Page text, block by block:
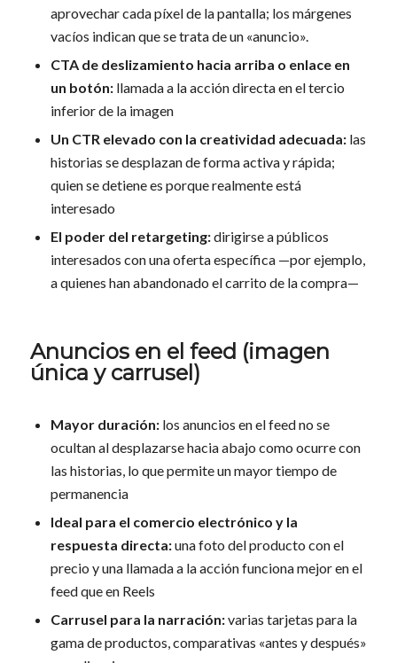
aprovechar cada píxel de la pantalla; los márgenes
vacíos indican que se trata de un «anuncio».
CTA de deslizamiento hacia arriba o enlace en
un botón:llamada a la acción directa en el tercio
inferior de la imagen
Un CTR elevado con la creatividad adecuada:las
historias se desplazan de forma activa y rápida;
quien se detiene es porque realmente está
interesado
El poder del retargeting:dirigirse a públicos
interesados con una oferta específica —por ejemplo,
a quienes han abandonado el carrito de la compra—
Anuncios en el feed (imagen
única y carrusel)
Mayor duración:los anuncios en el feed no se
ocultan al desplazarse hacia abajo como ocurre con
las historias, lo que permite un mayor tiempo de
permanencia
Ideal para el comercio electrónico y la
respuesta directa:una foto del producto con el
precio y una llamada a la acción funciona mejor en el
feed que en Reels
Carrusel para la narración:varias tarjetas para la
gama de productos, comparativas «antes y después»